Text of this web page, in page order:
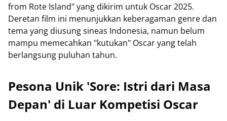
from Rote Island" yang dikirim untuk Oscar 2025.
Deretan film ini menunjukkan keberagaman genre dan
tema yang diusung sineas Indonesia, namun belum
mampu memecahkan "kutukan" Oscar yang telah
berlangsung puluhan tahun.
Pesona Unik 'Sore: Istri dari Masa
Depan' di Luar Kompetisi Oscar